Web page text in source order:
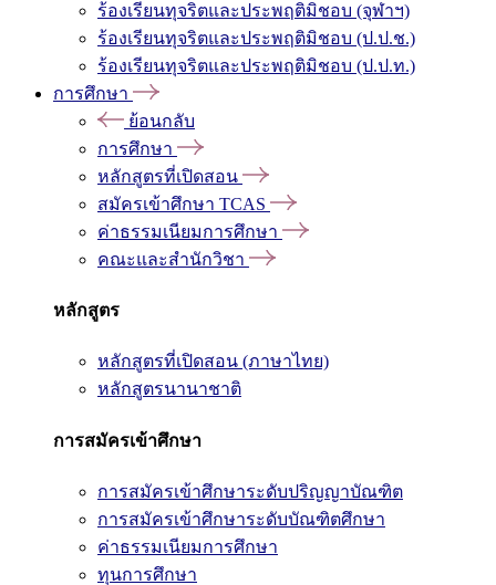
ร้องเรียนทุจริตและประพฤติมิชอบ (จุฬาฯ)
ร้องเรียนทุจริตและประพฤติมิชอบ (ป.ป.ช.)
ร้องเรียนทุจริตและประพฤติมิชอบ (ป.ป.ท.)
การศึกษา
ย้อนกลับ
การศึกษา
หลักสูตรที่เปิดสอน
สมัครเข้าศึกษา TCAS
ค่าธรรมเนียมการศึกษา
คณะและสำนักวิชา
หลักสูตร
หลักสูตรที่เปิดสอน (ภาษาไทย)
หลักสูตรนานาชาติ
การสมัครเข้าศึกษา
การสมัครเข้าศึกษาระดับปริญญาบัณฑิต
การสมัครเข้าศึกษาระดับบัณฑิตศึกษา
ค่าธรรมเนียมการศึกษา
ทุนการศึกษา